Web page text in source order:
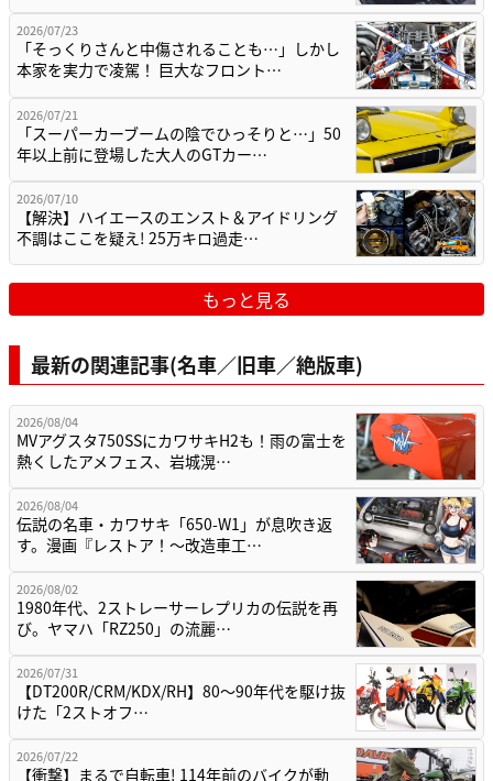
2026/07/23
「そっくりさんと中傷されることも…」しかし
本家を実力で凌駕！ 巨大なフロント…
2026/07/21
「スーパーカーブームの陰でひっそりと…」50
年以上前に登場した大人のGTカー…
2026/07/10
【解決】ハイエースのエンスト＆アイドリング
不調はここを疑え! 25万キロ過走…
もっと見る
最新の関連記事(名車／旧車／絶版車)
2026/08/04
MVアグスタ750SSにカワサキH2も！雨の富士を
熱くしたアメフェス、岩城滉…
2026/08/04
伝説の名車・カワサキ「650-W1」が息吹き返
す。漫画『レストア！～改造車工…
2026/08/02
1980年代、2ストレーサーレプリカの伝説を再
び。ヤマハ「RZ250」の流麗…
2026/07/31
【DT200R/CRM/KDX/RH】80〜90年代を駆け抜
けた「2ストオフ…
2026/07/22
【衝撃】まるで自転車! 114年前のバイクが動